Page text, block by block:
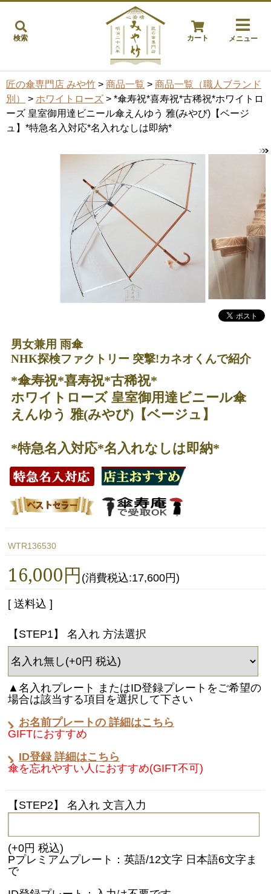
検索 カート メニュー
匠の傘専門店 みや竹 > 商品一覧 > 商品一覧（職人ブランド
別）
> ホワイトローズ > *傘寿祝*喜寿祝*古稀祝*ホワイトロ
ーズ 皇室御用達ビニール傘えんゆう 雅(みやび)【ベージ
ュ】*特急名入対応*名入れなしは即納*
男女兼用 雨傘
NHK探検ファクトリー 突撃!カネオくんで紹介
*傘寿祝*喜寿祝*古稀祝*
ホワイトローズ 皇室御用達ビニール傘
えんゆう 雅(みやび)【ベージュ】
*特急名入対応*名入れなしは即納*
WTR136530
16,000円 (消費税込:17,600円)
[ 送料込 ]
【STEP1】 名入れ 方法選択
▲名入れプレート またはID登録プレートをご希望の
場合は該当する項目を選択して下さい
お名前プレートの 詳細はこちら
GIFTにおすすめ
ID登録 詳細はこちら
傘を忘れやすい人におすすめ(GIFT不可)
【STEP2】 名入れ 文言入力
(+0円 税込)
Pプレミアムプレート：英語/12文字 日本語6文字ま
で